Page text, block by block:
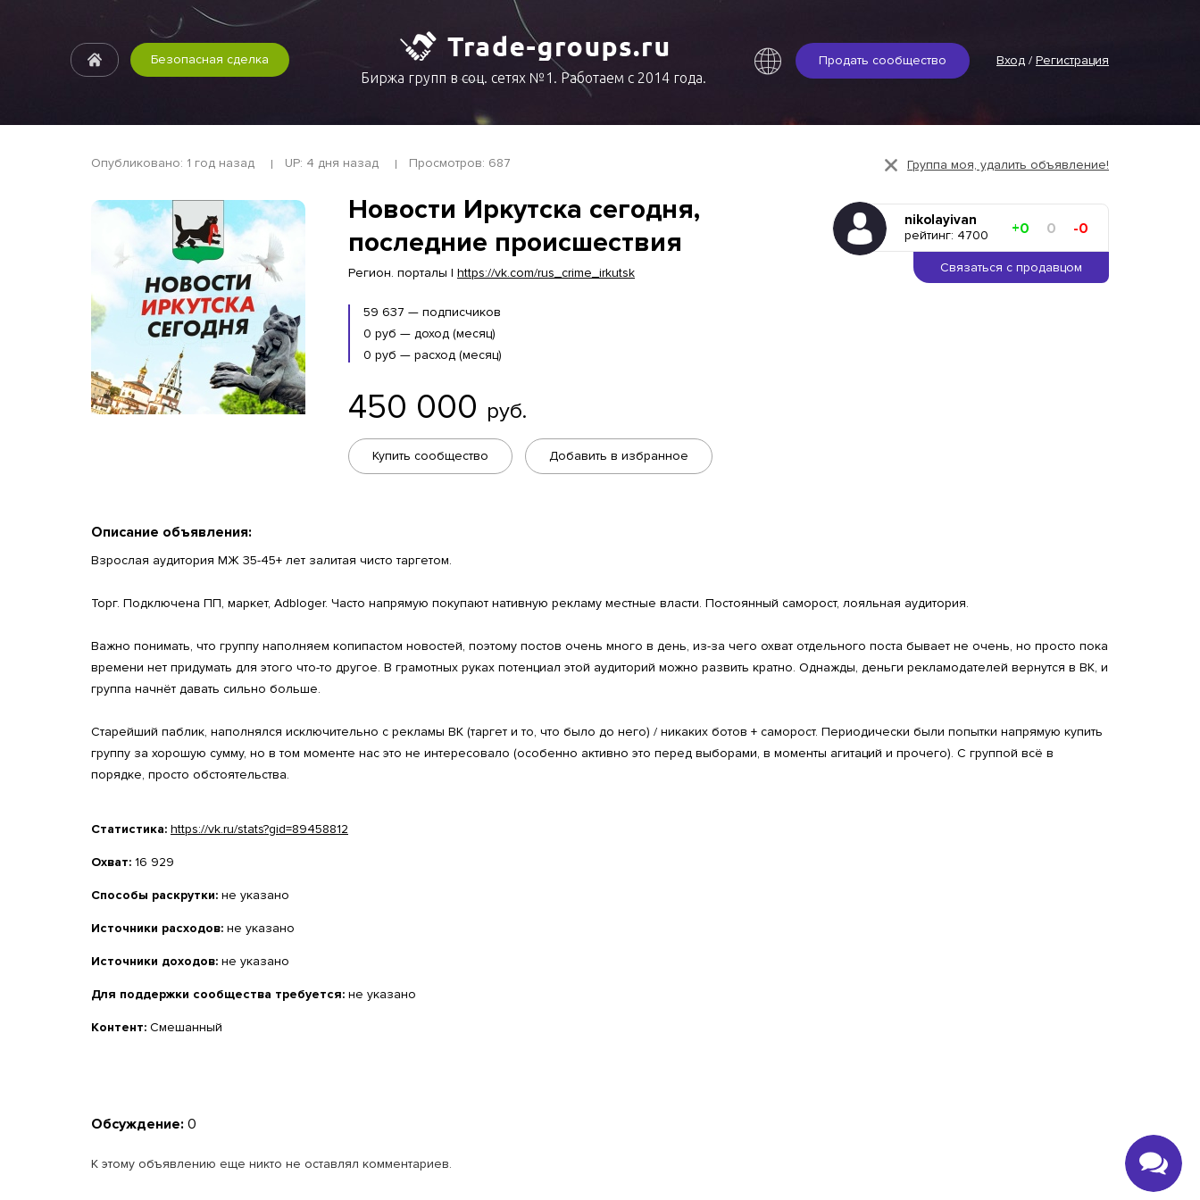
Продать сообщество Вход / Регистрация
Безопасная сделка
Биржа групп в соц. сетях №1. Работаем с 2014 года.
Группа моя, удалить объявление!
nikolayivan
рейтинг: 4700 +0 0 -0
Связаться с продавцом
Опубликовано: 1 год назад UP: 4 дня назад Просмотров: 687
Новости Иркутска сегодня,
последние происшествия
Регион. порталы | https://vk.com/rus_crime_irkutsk
59 637 — подписчиков
0 руб — доход (месяц)
0 руб — расход (месяц)
450 000 руб.
Купить сообщество Добавить в избранное
Описание объявления:
Взрослая аудитория МЖ 35-45+ лет залитая чисто таргетом.
Торг. Подключена ПП, маркет, Adbloger. Часто напрямую покупают нативную рекламу местные власти. Постоянный саморост, лояльная аудитория.
Важно понимать, что группу наполняем копипастом новостей, поэтому постов очень много в день, из-за чего охват отдельного поста бывает не очень, но просто пока
времени нет придумать для этого что-то другое. В грамотных руках потенциал этой аудиторий можно развить кратно. Однажды, деньги рекламодателей вернутся в ВК, и
группа начнёт давать сильно больше.
Старейший паблик, наполнялся исключительно с рекламы ВК (таргет и то, что было до него) / никаких ботов + саморост. Периодически были попытки напрямую купить
группу за хорошую сумму, но в том моменте нас это не интересовало (особенно активно это перед выборами, в моменты агитаций и прочего). С группой всё в
порядке, просто обстоятельства.
Статистика: https://vk.ru/stats?gid=89458812
Охват: 16 929
Способы раскрутки: не указано
Источники расходов: не указано
Источники доходов: не указано
Для поддержки сообщества требуется: не указано
Контент: Смешанный
Обсуждение: 0
К этому объявлению еще никто не оставлял комментариев.